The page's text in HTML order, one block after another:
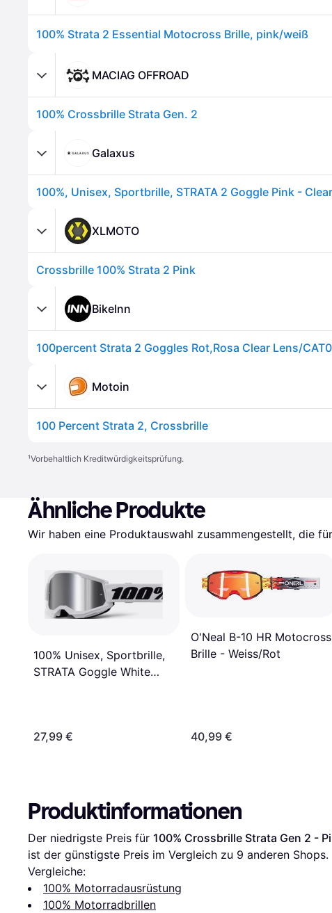
100% Strata 2 Essential Motocross Brille, pink/weiß
MACIAG OFFROAD
100% Crossbrille Strata Gen. 2
Galaxus
XLMOTO
Crossbrille 100% Strata 2 Pink
BikeInn
100percent Strata 2 Goggles Rot,Rosa Clear Lens/CAT0
Motoin
100 Percent Strata 2, Crossbrille
¹Vorbehaltlich Kreditwürdigkeitsprüfung.
Ähnliche Produkte
Wir haben eine Produktauswahl zusammengestellt, die
100% Unisex, Sportbrille,
STRATA Goggle White
27,99 €
O'Neal B-10 HR Motocross
Brille - Weiss/Rot
40,99 €
Produktinformationen
Der niedrigste Preis für 100% Crossbrille Strata Gen 2 -
ist der günstigste Preis im Vergleich zu 9 anderen Shops.
Vergleiche:
100% Motorradausrüstung
100% Motorradbrillen